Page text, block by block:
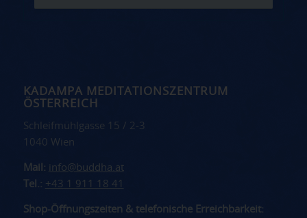
KADAMPA MEDITATIONSZENTRUM
ÖSTERREICH
Schleifmühlgasse 15 / 2-3
1040 Wien
Mail: info@buddha.at
Tel.: +43 1 911 18 41
Shop-Öffnungszeiten & telefonische Erreichbarkeit: